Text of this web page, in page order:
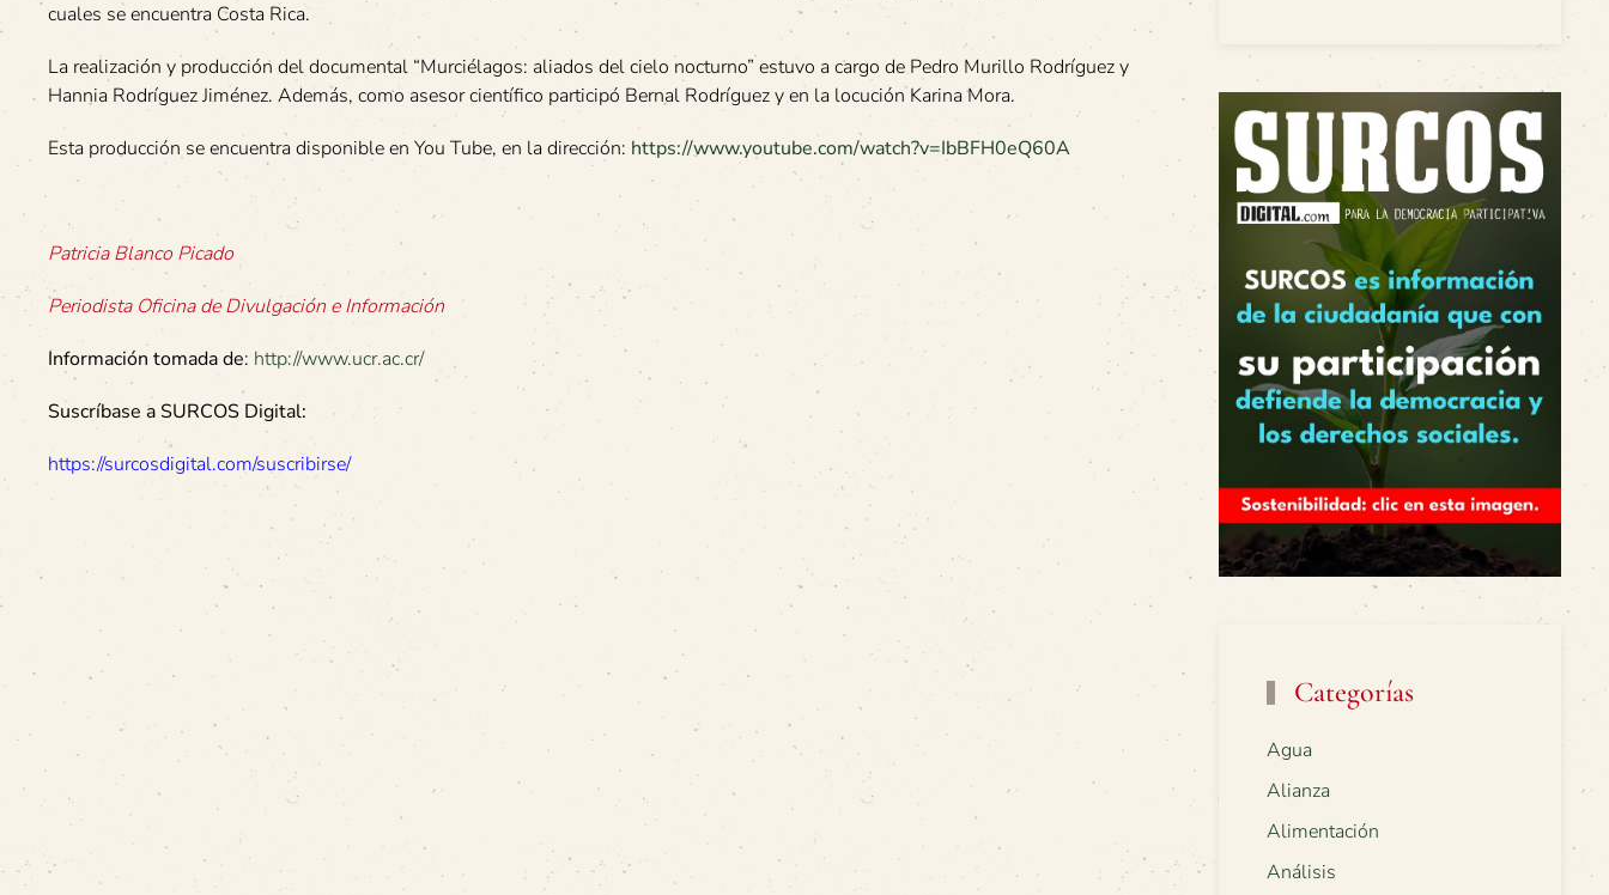
cuales se encuentra Costa Rica.
La realización y producción del documental “Murciélagos: aliados del cielo nocturno” estuvo a cargo de Pedro Murillo Rodríguez y
Hannia Rodríguez Jiménez. Además, como asesor científico participó Bernal Rodríguez y en la locución Karina Mora.
Esta producción se encuentra disponible en You Tube, en la dirección: https://www.youtube.com/watch?v=IbBFH0eQ60A
Patricia Blanco Picado
Periodista Oficina de Divulgación e Información
Información tomada de: http://www.ucr.ac.cr/
Suscríbase a SURCOS Digital:
https://surcosdigital.com/suscribirse/
Categorías
Agua
Alianza
Alimentación
Análisis